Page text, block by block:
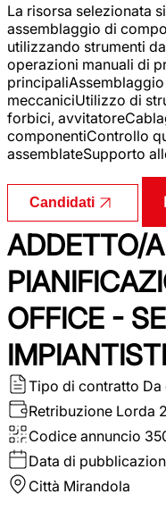
La risorsa selezionata
assemblaggio di
utilizzando strumenti
operazioni manuali di
meccaniciUtilizzo di
forbici,
componentiControllo
assemblateSupporto
Candidati
ADDETTO/
OFFICE -
Tipo di contratto Da
Retribuzione Lorda
Codice annuncio
Data di
Città Mirandola